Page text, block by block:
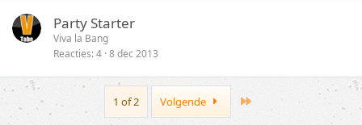
Party Starter
Viva la Bang
Reacties 4 8 dec 2013
1 of 2 Volgende